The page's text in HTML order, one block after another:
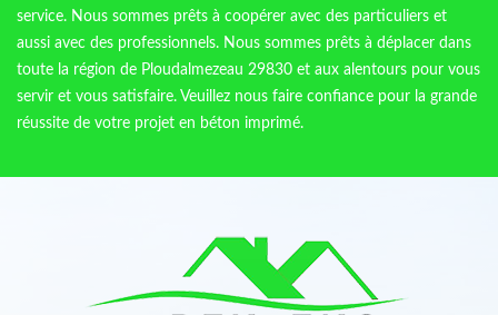
service. Nous sommes prêts à coopérer avec des particuliers et
aussi avec des professionnels. Nous sommes prêts à déplacer dans
toute la région de Ploudalmezeau 29830 et aux alentours pour vous
servir et vous satisfaire. Veuillez nous faire confiance pour la grande
réussite de votre projet en béton imprimé.